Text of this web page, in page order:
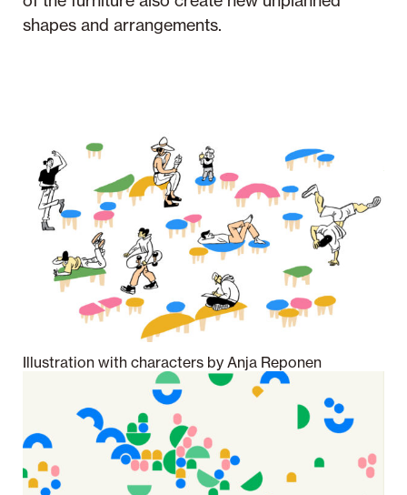
shapes and arrangements.
Illustration with characters by Anja Reponen